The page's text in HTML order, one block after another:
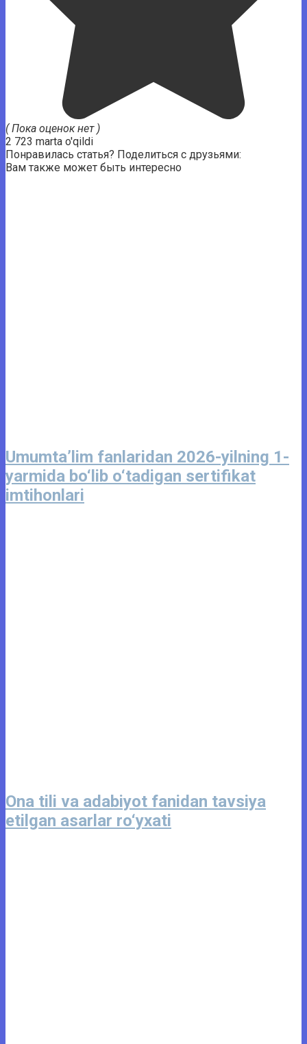
( Пока оценок нет )
2 723 marta o'qildi
Понравилась статья? Поделиться с друзьями:
Вам также может быть интересно
Umumta’lim fanlaridan 2026-yilning 1-
yarmida bo‘lib o‘tadigan sertifikat
imtihonlari
Ona tili va adabiyot fanidan tavsiya
etilgan asarlar ro‘yxati